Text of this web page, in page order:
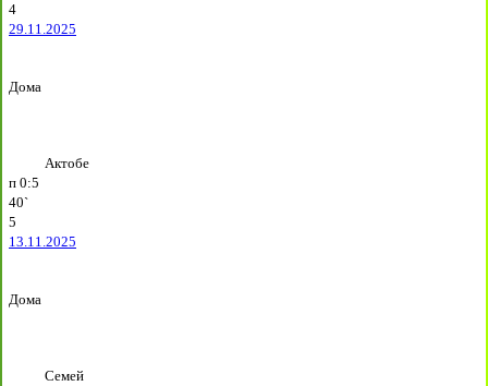
4
29.11.2025
Дома
Актобе
п 0:5
40`
5
13.11.2025
Дома
Семей